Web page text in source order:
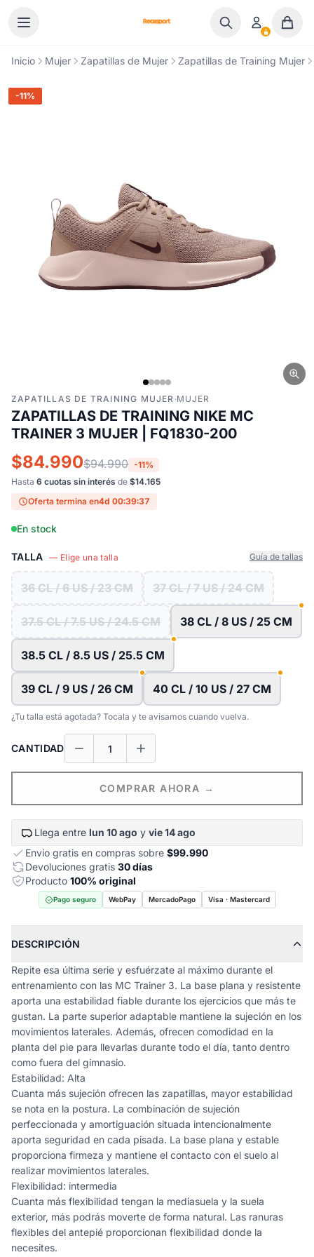
Inicio Mujer Zapatillas de Mujer Zapatillas de Training Mujer
-11%
ZAPATILLAS DE TRAINING MUJER ·MUJER
ZAPATILLAS DE TRAINING NIKE MC
TRAINER 3 MUJER | FQ1830-200
$84.990$94.990 -11%
Hasta 6 cuotas sin interés de $14.165
Oferta termina en4d 00:39:36
En stock
TALLA — Elige una talla Guía de tallas
36 CL / 6 US / 23 CM 37 CL / 7 US / 24 CM
37.5 CL / 7.5 US / 24.5 CM 38 CL / 8 US / 25 CM
38.5 CL / 8.5 US / 25.5 CM
39 CL / 9 US / 26 CM 40 CL / 10 US / 27 CM
¿Tu talla está agotada? Tocala y te avisamos cuando vuelva.
CANTIDAD
COMPRAR AHORA →
Llega entre lun 10 ago y vie 14 ago
Envío gratis en compras sobre $99.990
Devoluciones gratis 30 días
Producto 100% original
Pago seguro WebPay MercadoPago Visa · Mastercard
DESCRIPCIÓN
Repite esa última serie y esfuérzate al máximo durante el
entrenamiento con las MC Trainer 3. La base plana y resistente
aporta una estabilidad fiable durante los ejercicios que más te
gustan. La parte superior adaptable mantiene la sujeción en los
movimientos laterales. Además, ofrecen comodidad en la
planta del pie para llevarlas durante todo el día, tanto dentro
como fuera del gimnasio.
Estabilidad: Alta
Cuanta más sujeción ofrecen las zapatillas, mayor estabilidad
se nota en la postura. La combinación de sujeción
perfeccionada y amortiguación situada intencionalmente
aporta seguridad en cada pisada. La base plana y estable
proporciona firmeza y mantiene el contacto con el suelo al
realizar movimientos laterales.
Flexibilidad: intermedia
Cuanta más flexibilidad tengan la mediasuela y la suela
exterior, más podrás moverte de forma natural. Las ranuras
flexibles del antepié proporcionan flexibilidad donde la
necesites.